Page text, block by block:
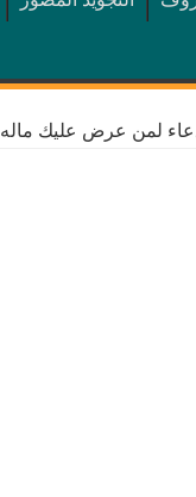
لمن عرض عليك ماله